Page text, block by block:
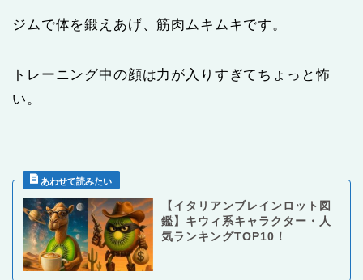
ジムで体を鍛えあげ、筋肉ムキムキです。
トレーニング中の顔は力が入りすぎてちょっと怖
い。
【イタリアンブレインロット図
鑑】キウィ系キャラクター・人
気ランキングTOP10！